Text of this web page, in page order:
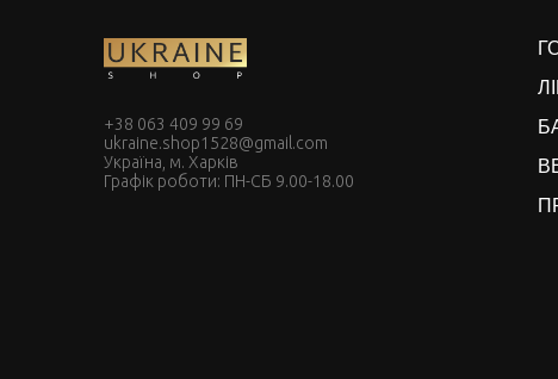
+38 063 409 99 69
ukraine.shop1528@gmail.com
Україна, м. Харків
Графік роботи: ПН-СБ 9.00-18.00